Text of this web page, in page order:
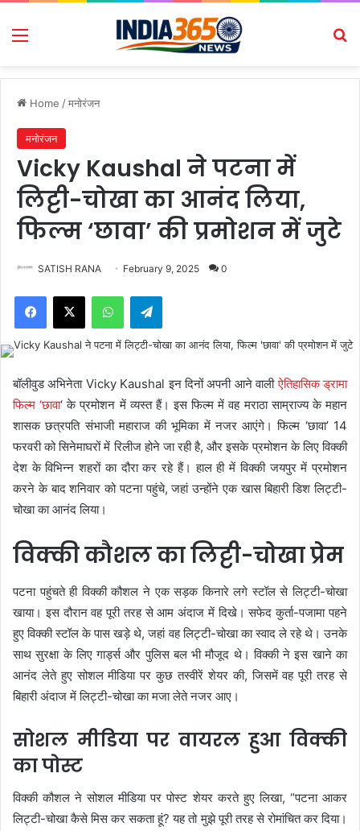
Menu
Home /मनोरंजन
मनोरंजन
Vicky Kaushal ने पटना में
लिट्टी-चोखा का आनंद लिया,
फिल्म ‘छावा’ की प्रमोशन में जुटे
SATISH RANA February 9, 2025 0
Facebook
X WhatsAppTelegram
बॉलीवुड अभिनेता Vicky Kaushal इन दिनों अपनी आने वालीऐतिहासिक ड्रामा
फिल्म ‘छावा‘ के प्रमोशन में व्यस्त हैं। इस फिल्म में वह मराठा साम्राज्य के महान
शासक छत्रपति संभाजी महाराज की भूमिका में नजर आएंगे। फिल्म ‘छावा’ 14
फरवरी को सिनेमाघरों में रिलीज होने जा रही है, और इसके प्रमोशन के लिए विक्की
देश के विभिन्न शहरों का दौरा कर रहे हैं। हाल ही में विक्की जयपुर में प्रमोशन
करने के बाद शनिवार को पटना पहुंचे, जहां उन्होंने एक खास बिहारी डिश लिट्टी-
चोखा का आनंद लिया।
विक्की कौशल का लिट्टी-चोखा प्रेम
पटना पहुंचते ही विक्की कौशल ने एक सड़क किनारे लगे स्टॉल से लिट्टी-चोखा
खाया। इस दौरान वह पूरी तरह से आम अंदाज में दिखे। सफेद कुर्ता-पजामा पहने
हुए विक्की स्टॉल के पास खड़े थे, जहां वह लिट्टी-चोखा का स्वाद ले रहे थे। उनके
साथ सुरक्षा के लिए गार्ड्स और पुलिस बल भी मौजूद थे। विक्की ने इस खाने का
आनंद लेते हुए सोशल मीडिया पर कुछ तस्वीरें शेयर की, जिसमें वह पूरी तरह से
बिहारी अंदाज में लिट्टी-चोखा का मजा लेते नजर आए।
सोशल मीडिया पर वायरल हुआ विक्की
का पोस्ट
विक्की कौशल ने सोशल मीडिया पर पोस्ट शेयर करते हुए लिखा, “पटना आकर
लिट्टी-चोखा कैसे मिस कर सकता हूं? यह तो मुझे पूरी तरह से रोमांचित कर दिया।